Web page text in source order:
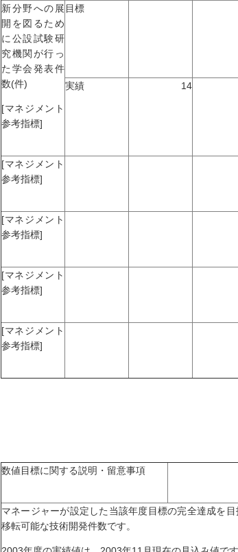
新分野への展
開を図るため
に公設試験研
究機関が行っ
た学会発表件
数(件)
[マネジメント
参考指標]
目標
実績 14
[マネジメント
参考指標]
[マネジメント
参考指標]
[マネジメント
参考指標]
[マネジメント
参考指標]
数値目標に関する説明・留意事項
マネージャーが設定した当該年度目標の完全達成を
移転可能な技術開発件数です。